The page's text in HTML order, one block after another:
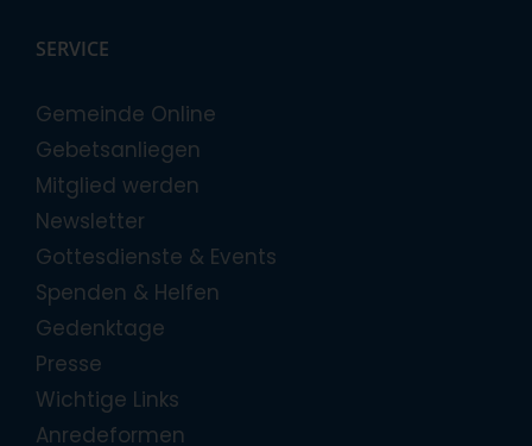
SERVICE
Gemeinde Online
Gebetsanliegen
Mitglied werden
Newsletter
Gottesdienste & Events
Spenden & Helfen
Gedenktage
Presse
Wichtige Links
Anredeformen